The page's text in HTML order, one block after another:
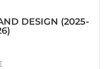
DESIGN (2025-